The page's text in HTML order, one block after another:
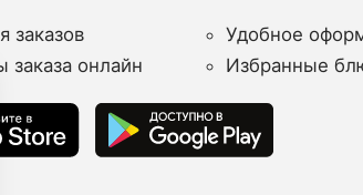
заказов
Удобное
заказа онлайн
Избранные